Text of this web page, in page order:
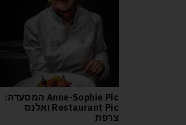
Anne-Sophie Pic המסעדה:
Restaurant Pic ואלנס
צרפת